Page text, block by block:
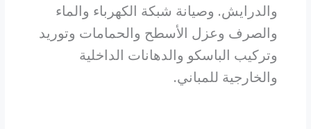
والدرايش. وصيانة شبكة الكهرباء والماء
والصرف وعزل الأسطح والحمامات وتوريد
وتركيب الباسكو والدهانات الداخلية
والخارجية للمباني.